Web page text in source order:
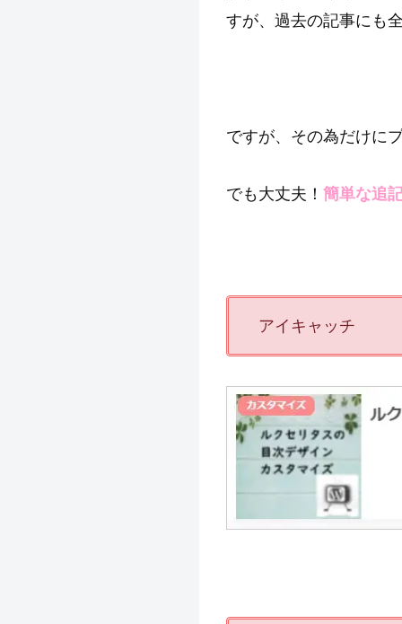
すが、過去の記事にも
ですが、その為だけに
でも大丈夫！ 簡単な追
アイキャッチ